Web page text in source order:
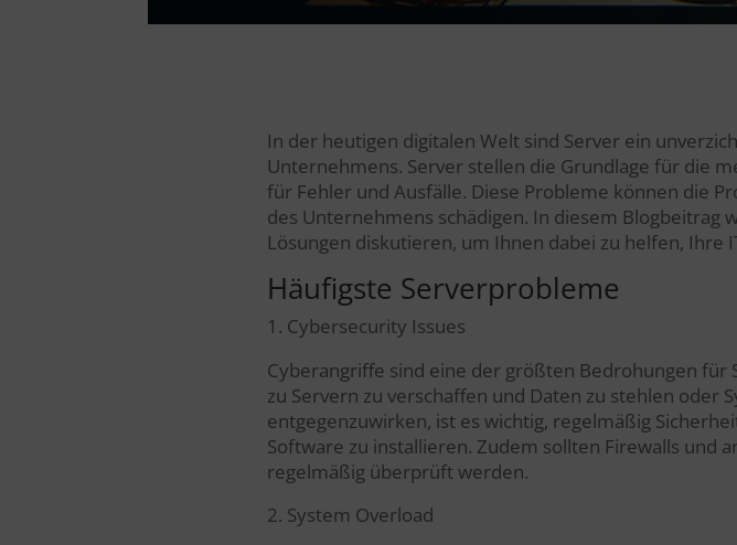
In der heutigen digitalen Welt sind Server ein
Unternehmens. Server stellen die Grundlage für die
für Fehler und Ausfälle. Diese Probleme können die
des Unternehmens schädigen. In diesem
Lösungen diskutieren, um Ihnen dabei zu helfen,
Häufigste Serverprobleme
1. Cybersecurity Issues
Cyberangriffe sind eine der größten Bedrohungen für
zu Servern zu verschaffen und Daten zu stehlen oder
entgegenzuwirken, ist es wichtig, regelmäßig
Software zu installieren. Zudem sollten Firewalls und
regelmäßig überprüft werden.
2. System Overload